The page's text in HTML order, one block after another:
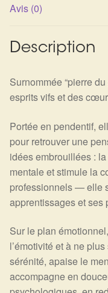
Avis (0)
Description
Surnommée “pierre
esprits vifs et des
Portée en pendentif,
pour retrouver une
idées embrouillées :
mentale et stimule la
professionnels — elle
apprentissages et ses
Sur le plan
l’émotivité et à ne
sérénité, apaise le
accompagne en